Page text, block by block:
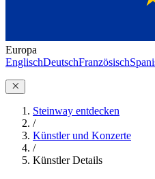
Europa
EnglischDeutschFranzösisch
Steinway entdecken
/
Künstler und Konzerte
/
Künstler Details